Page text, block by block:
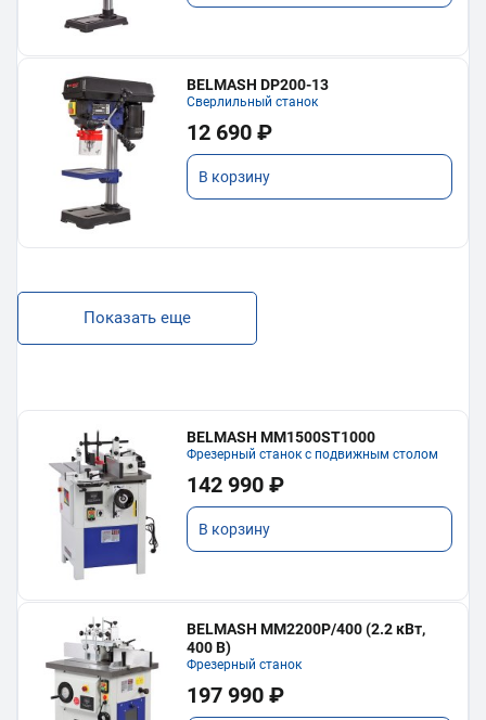
BELMASH DP200-13
Сверлильный станок
12 690 ₽
В корзину
Показать еще
BELMASH MM1500ST1000
Фрезерный станок с подвижным столом
142 990 ₽
В корзину
BELMASH MM2200P/400 (2.2 кВт,
400 В)
Фрезерный станок
197 990 ₽